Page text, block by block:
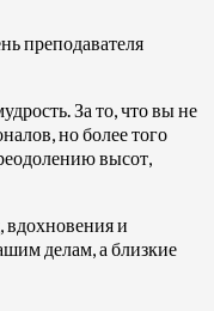
преподавателя
За то, что вы не
но более того
высот,
и
делам, а близкие